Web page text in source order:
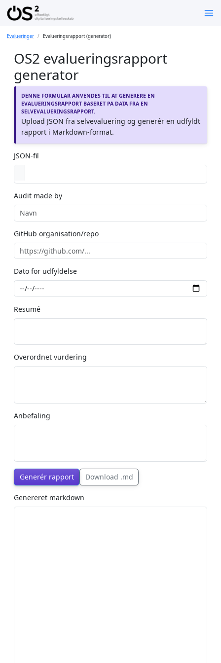
Evalueringer Evalueringsrapport (generator)
OS2 evalueringsrapport
generator
DENNE FORMULAR ANVENDES TIL AT GENERERE EN
EVALUERINGSRAPPORT BASERET PÅ DATA FRA EN
SELVEVALUERINGSRAPPORT.
Upload JSON fra selvevaluering og generér en udfyldt
rapport i Markdown-format.
JSON-fil
Audit made by
GitHub organisation/repo
Dato for udfyldelse
Resumé
Overordnet vurdering
Anbefaling
Generér rapport Download .md
Genereret markdown